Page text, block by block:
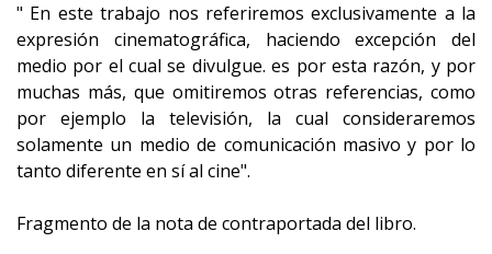
" En este trabajo nos referiremos exclusivamente a la
expresión cinematográfica, haciendo excepción del
medio por el cual se divulgue. es por esta razón, y por
muchas más, que omitiremos otras referencias, como
por ejemplo la televisión, la cual consideraremos
solamente un medio de comunicación masivo y por lo
tanto diferente en sí al cine".
Fragmento de la nota de contraportada del libro.